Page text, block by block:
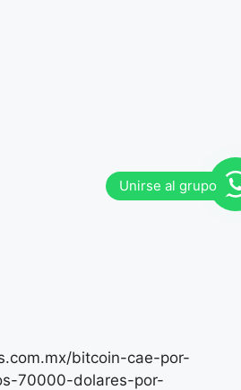
bitcoin-cae-por-
70000-dolares-por-